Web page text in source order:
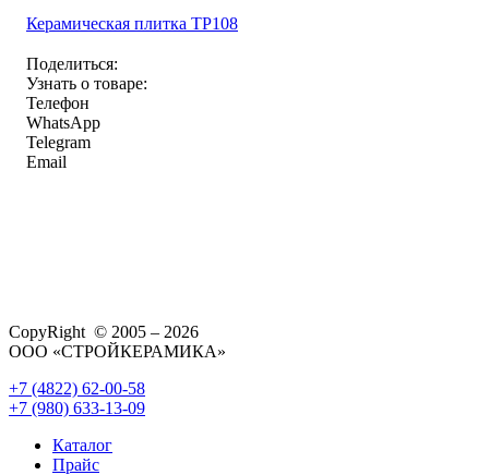
Керамическая плитка TP108
Поделиться:
Узнать о товаре:
Телефон
WhatsApp
Telegram
Email
CopyRight © 2005 – 2026
ООО «СТРОЙКЕРАМИКА»
+7 (4822) 62-00-58
+7 (980) 633-13-09
Каталог
Прайс